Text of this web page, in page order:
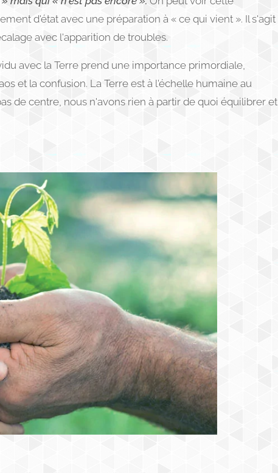
d'état avec une préparation à « ce qui vient ». Il s'agit
avec l'apparition de troubles.
avec la Terre prend une importance primordiale,
et la confusion. La Terre est à l'échelle humaine au
de centre, nous n'avons rien à partir de quoi équilibrer et